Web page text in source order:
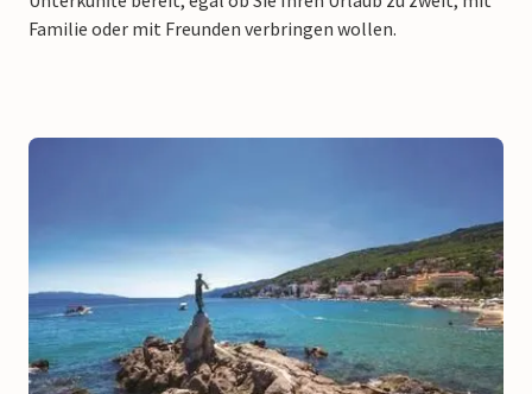
Familie oder mit Freunden verbringen wollen.